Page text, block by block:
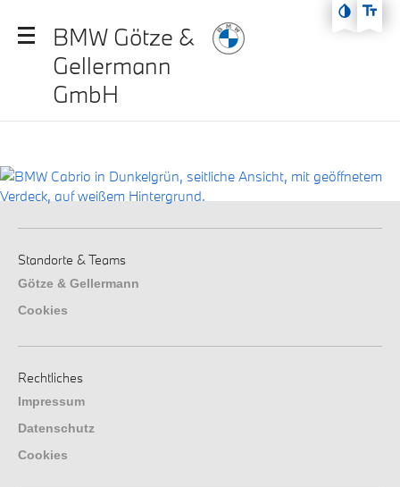
Zum Hauptmenü
BMW Götze &
Gellermann
GmbH
Standorte & Teams
Götze & Gellermann
Cookies
Rechtliches
Impressum
Datenschutz
Cookies